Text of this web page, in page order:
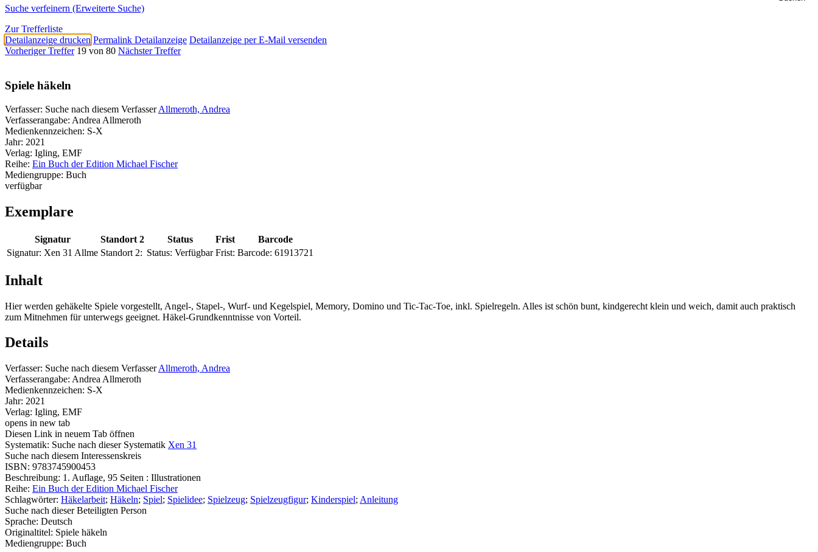
Suche verfeinern (Erweiterte Suche)
Zur Trefferliste
Detailanzeige drucken Permalink Detailanzeige Detailanzeige per E-Mail versenden
Vorheriger Treffer 19 von 80 Nächster Treffer
Spiele häkeln
Verfasser: Suche nach diesem Verfasser Allmeroth, Andrea
Verfasserangabe: Andrea Allmeroth
Medienkennzeichen: S-X
Jahr: 2021
Verlag: Igling, EMF
Reihe: Ein Buch der Edition Michael Fischer
Mediengruppe: Buch
verfügbar
Exemplare
Signatur Standort 2 Status Frist
Barcode
Signatur: Xen 31 Allme Standort 2: Status: Verfügbar Frist: Barcode: 61913721
Inhalt
Hier werden gehäkelte Spiele vorgestellt, Angel-, Stapel-, Wurf- und Kegelspiel, Memory, Domino und Tic-Tac-Toe, inkl. Spielregeln. Alles ist schön bunt, kindgerecht klein und weich, damit auch praktisch
zum Mitnehmen für unterwegs geeignet. Häkel-Grundkenntnisse von Vorteil.
Details
Verfasser: Suche nach diesem Verfasser Allmeroth, Andrea
Verfasserangabe: Andrea Allmeroth
Medienkennzeichen: S-X
Jahr: 2021
Verlag: Igling, EMF
opens in new tab
Diesen Link in neuem Tab öffnen
Systematik: Suche nach dieser Systematik Xen 31
Suche nach diesem Interessenskreis
ISBN: 9783745900453
Beschreibung: 1. Auflage, 95 Seiten : Illustrationen
Reihe: Ein Buch der Edition Michael Fischer
Schlagwörter: Häkelarbeit; Häkeln; Spiel; Spielidee; Spielzeug; Spielzeugfigur; Kinderspiel; Anleitung
Suche nach dieser Beteiligten Person
Sprache: Deutsch
Originaltitel: Spiele häkeln
Mediengruppe: Buch